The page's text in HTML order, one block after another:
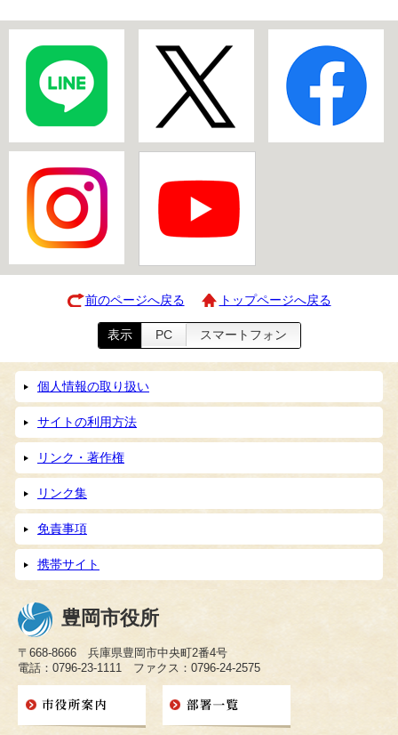
前のページへ戻る トップページへ戻る
表示 PC スマートフォン
個人情報の取り扱い
サイトの利用方法
リンク・著作権
リンク集
免責事項
携帯サイト
豊岡市役所
〒668-8666 兵庫県豊岡市中央町2番4号
電話：0796-23-1111 ファクス：0796-24-2575